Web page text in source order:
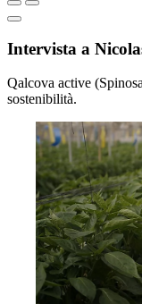
Intervista a
Qalcova active
sostenibilità.